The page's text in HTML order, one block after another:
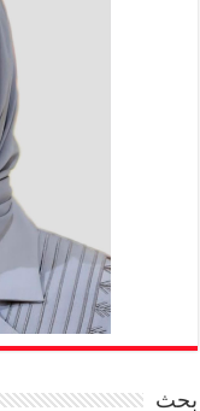
بحث